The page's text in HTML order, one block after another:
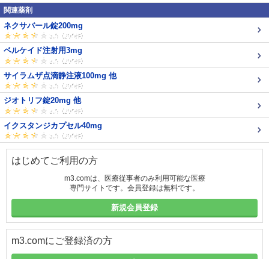
関連薬剤
ネクサバール錠200mg
ベルケイド注射用3mg
サイラムザ点滴静注液100mg 他
ジオトリフ錠20mg 他
イクスタンジカプセル40mg
はじめてご利用の方
m3.comは、医療従事者のみ利用可能な医療
専門サイトです。会員登録は無料です。
新規会員登録
m3.comにご登録済の方